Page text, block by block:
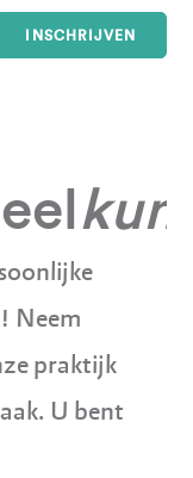
INSCHRIJVEN
Neem
praktijk
U bent